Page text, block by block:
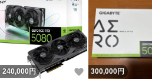
240,000 円 いいね！
300,000円